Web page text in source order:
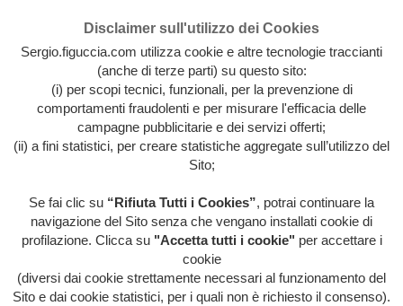
Archivio intera attività artistica di Sergio Figuccia & Opinionismo
personale
Disclaimer sull'utilizzo dei Cookies
Sergio.figuccia.com utilizza cookie e altre tecnologie traccianti
(anche di terze parti) su questo sito:
(i) per scopi tecnici, funzionali, per la prevenzione di
comportamenti fraudolenti e per misurare l'efficacia delle
campagne pubblicitarie e dei servizi offerti;
(ii) a fini statistici, per creare statistiche aggregate sull’utilizzo del
Sito;
Se fai clic su “Rifiuta Tutti i Cookies”, potrai continuare la
navigazione del Sito senza che vengano installati cookie di
profilazione. Clicca su "Accetta tutti i cookie" per accettare i
cookie
(diversi dai cookie strettamente necessari al funzionamento del
Sito e dai cookie statistici, per i quali non è richiesto il consenso).